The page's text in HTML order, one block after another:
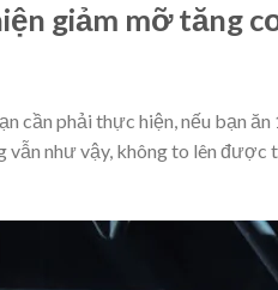
giảm mỡ tăng
cần phải thực hiện, nếu bạn ăn
như vậy, không to lên được